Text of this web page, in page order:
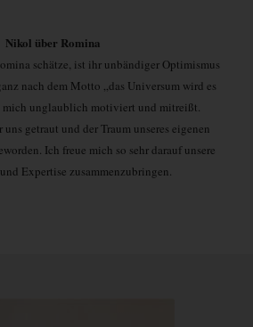
Nikol über Romina
schätze, ist ihr unbändiger Optimismus
nach dem Motto „das Universum wird es
mich unglaublich motiviert und mitreißt.
getraut und der Traum unseres eigenen
Ich freue mich so sehr darauf unsere
Expertise zusammenzubringen.